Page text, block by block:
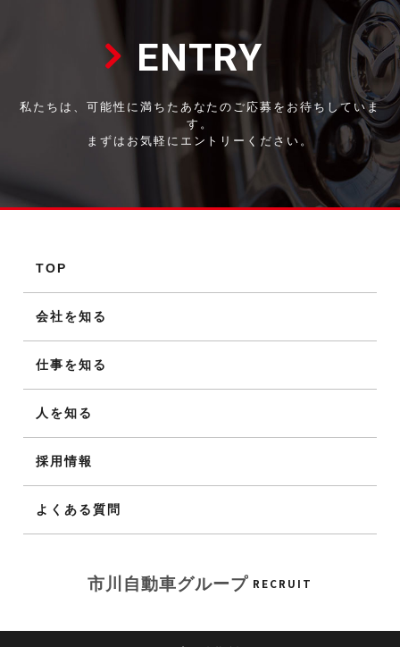
ENTRY
私たちは、可能性に満ちたあなたのご応募をお待ちしていま
す。
まずはお気軽にエントリーください。
RECRUIT
TOP
会社を知る
仕事を知る
人を知る
採用情報
よくある質問